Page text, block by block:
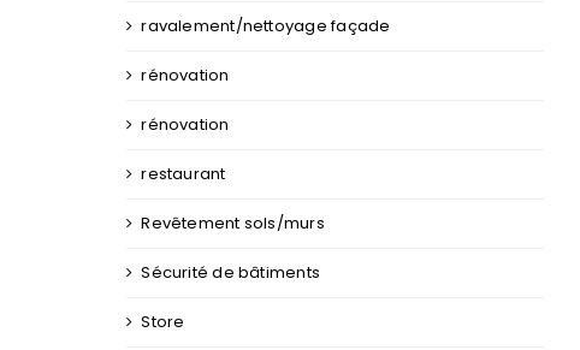
ravalement/nettoyage façade
rénovation
rénovation
restaurant
Revêtement sols/murs
Sécurité de bâtiments
Store